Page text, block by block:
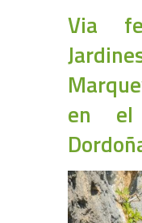
Via
en